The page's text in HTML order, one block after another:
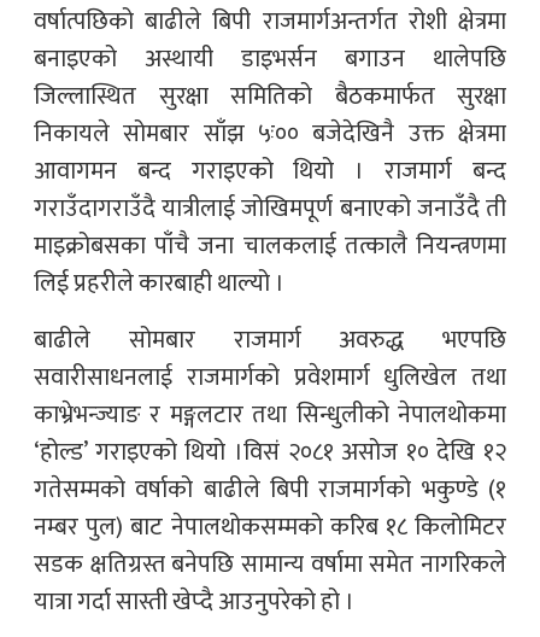
वर्षात्पछिको बाढीले बिपी राजमार्गअन्तर्गत रोशी क्षेत्रमा
बनाइएको अस्थायी डाइभर्सन बगाउन थालेपछि
जिल्लास्थित सुरक्षा समितिको बैठकमार्फत सुरक्षा
निकायले सोमबार साँझ ५ः०० बजेदेखिनै उक्त क्षेत्रमा
आवागमन बन्द गराइएको थियो । राजमार्ग बन्द
गराउँदागराउँदै यात्रीलाई जोखिमपूर्ण बनाएको जनाउँदै ती
माइक्रोबसका पाँचै जना चालकलाई तत्कालै नियन्त्रणमा
लिई प्रहरीले कारबाही थाल्यो ।
बाढीले सोमबार राजमार्ग अवरुद्ध भएपछि
सवारीसाधनलाई राजमार्गको प्रवेशमार्ग धुलिखेल तथा
काभ्रेभन्ज्याङ र मङ्गलटार तथा सिन्धुलीको नेपालथोकमा
‘होल्ड’ गराइएको थियो ।विसं २०८१ असोज १० देखि १२
गतेसम्मको वर्षाको बाढीले बिपी राजमार्गको भकुण्डे (१
नम्बर पुल) बाट नेपालथोकसम्मको करिब १८ किलोमिटर
सडक क्षतिग्रस्त बनेपछि सामान्य वर्षामा समेत नागरिकले
यात्रा गर्दा सास्ती खेप्दै आउनुपरेको हो ।